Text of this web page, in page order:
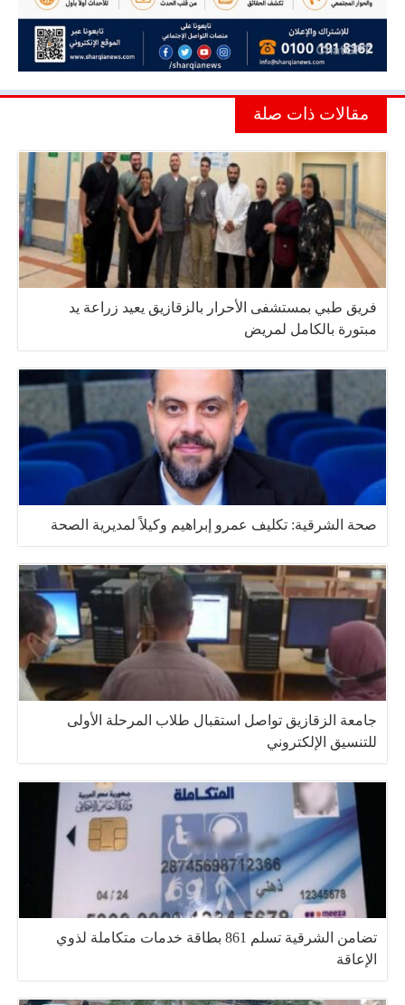
مقالات ذات صلة
فريق طبي بمستشفى الأحرار بالزقازيق يعيد زراعة يد
مبتورة بالكامل لمريض
صحة الشرقية: تكليف عمرو إبراهيم وكيلاً لمديرية الصحة
جامعة الزقازيق تواصل استقبال طلاب المرحلة الأولى
للتنسيق الإلكتروني
تضامن الشرقية تسلم 861 بطاقة خدمات متكاملة لذوي
الإعاقة